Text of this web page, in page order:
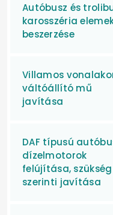
Autóbusz és
karosszéria
beszerzése
Villamos
váltóállító mű
javítása
DAF típusú
dízelmotorok
felújítása, szükség
szerinti javítása